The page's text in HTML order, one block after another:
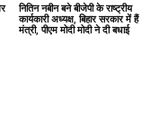
नितिन नबीन बने बीजेपी के राष्ट्रीय
कार्यकारी अध्यक्ष, बिहार सरकार में हैं
मंत्री, पीएम मोदी मोदी ने दी बधाई